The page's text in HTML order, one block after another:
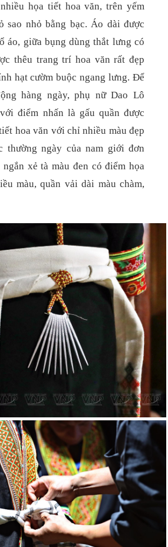
họa tiết hoa văn, trên yếm
sao nhỏ bằng bạc. Áo dài được
áo, giữa bụng dùng thắt lưng có
thêu trang trí hoa văn rất đẹp
hạt cườm buộc ngang lưng. Để
hàng ngày, phụ nữ Dao Lô
điểm nhấn là gấu quần được
hoa văn với chỉ nhiều màu đẹp
thường ngày của nam giới đơn
xẻ tà màu đen có điểm họa
màu, quần vải dài màu chàm,